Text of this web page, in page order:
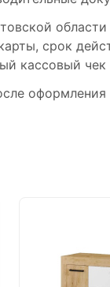
срок
кассовый